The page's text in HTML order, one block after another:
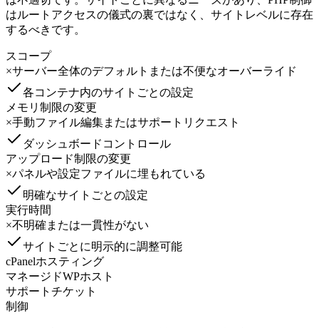
はルートアクセスの儀式の裏ではなく、サイトレベルに存在
するべきです。
スコープ
×サーバー全体のデフォルトまたは不便なオーバーライド
各コンテナ内のサイトごとの設定
メモリ制限の変更
×手動ファイル編集またはサポートリクエスト
ダッシュボードコントロール
アップロード制限の変更
×パネルや設定ファイルに埋もれている
明確なサイトごとの設定
実行時間
×不明確または一貫性がない
サイトごとに明示的に調整可能
cPanelホスティング
マネージドWPホスト
サポートチケット
制御